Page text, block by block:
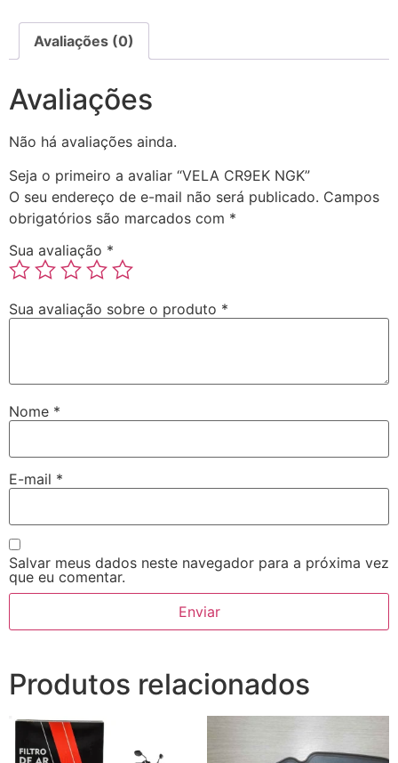
Avaliações (0)
Avaliações
Não há avaliações ainda.
Seja o primeiro a avaliar “VELA CR9EK NGK”
O seu endereço de e-mail não será publicado. Campos
obrigatórios são marcados com *
Sua avaliação *
Sua avaliação sobre o produto *
Nome *
E-mail *
Salvar meus dados neste navegador para a próxima vez
que eu comentar.
Produtos relacionados